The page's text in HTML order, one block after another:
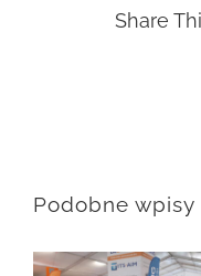
Share
Podobne wpisy